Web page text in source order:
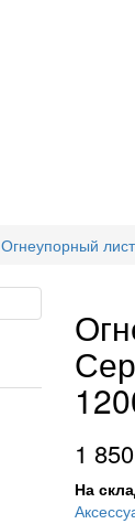
Огнеупорный
1
На